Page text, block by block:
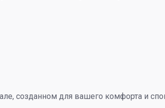
созданном для вашего комфорта и